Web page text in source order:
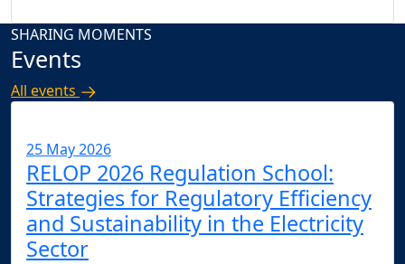
SHARING MOMENTS
Events
All events
25 May 2026
RELOP 2026 Regulation School:
Strategies for Regulatory Efficiency
and Sustainability in the Electricity
Sector